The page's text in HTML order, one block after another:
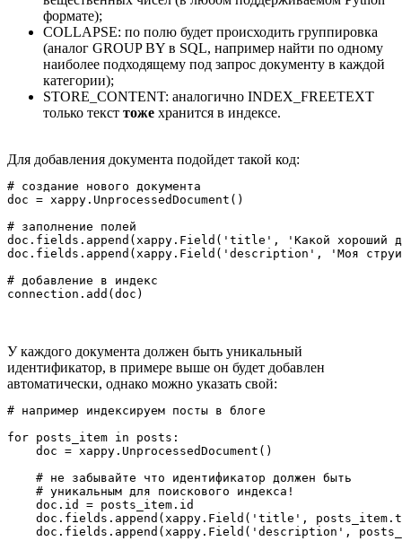
формате);
COLLAPSE: по полю будет происходить группировка
(аналог GROUP BY в SQL, например найти по одному
наиболее подходящему под запрос документу в каждой
категории);
STORE_CONTENT: аналогично INDEX_FREETEXT
только текст тоже хранится в индексе.
Для добавления документа подойдет такой код:
# создание нового документа
doc = xappy.UnprocessedDocument()
# заполнение полей
doc.fields.append(xappy.Field('title', 'Какой хороший
doc.fields.append(xappy.Field('description', 'Моя
# добавление в индекс
connection.add(doc)
У каждого документа должен быть уникальный
идентификатор, в примере выше он будет добавлен
автоматически, однако можно указать свой:
# например индексируем посты в блоге
for posts_item in posts:
    doc = xappy.UnprocessedDocument()
    # не забывайте что идентификатор должен быть
    # уникальным для поискового индекса!
    doc.id = posts_item.id
doc.fields.append(xappy.Field('title',
doc.fields.append(xappy.Field('description',